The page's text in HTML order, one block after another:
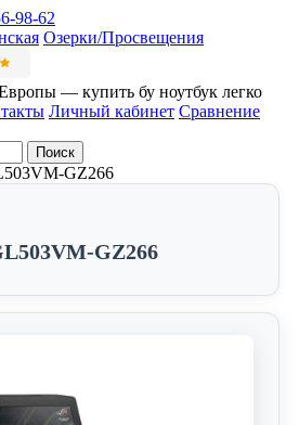
98-62
Озерки/Просвещения
— купить бу ноутбук легко
Личный кабинет Сравнение
Поиск
GZ266
GZ266